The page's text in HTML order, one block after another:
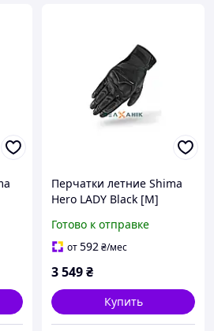
Перчатки летние Shima
Hero LADY Black [M]
Готово к отправке
от592₴/мес
3 549₴
Купить